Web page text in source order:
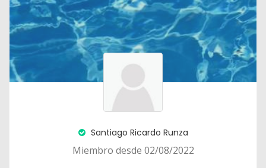
Santiago Ricardo Runza
Miembro desde 02/08/2022